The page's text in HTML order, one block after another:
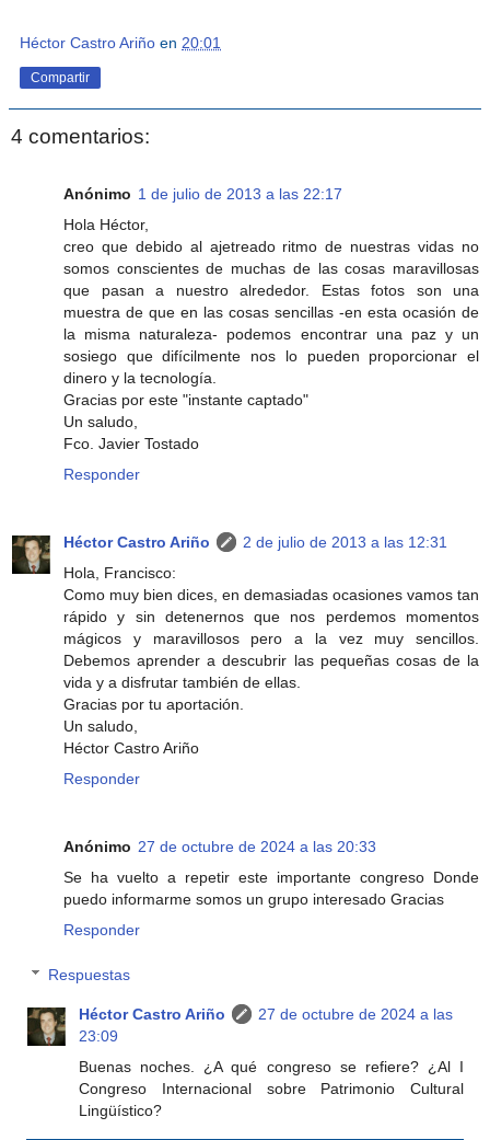
Héctor Castro Ariño en 20:01
Compartir
4 comentarios:
Anónimo 1 de julio de 2013 a las 22:17
Hola Héctor,
creo que debido al ajetreado ritmo de nuestras vidas no
somos conscientes de muchas de las cosas maravillosas
que pasan a nuestro alrededor. Estas fotos son una
muestra de que en las cosas sencillas -en esta ocasión de
la misma naturaleza- podemos encontrar una paz y un
sosiego que difícilmente nos lo pueden proporcionar el
dinero y la tecnología.
Gracias por este "instante captado"
Un saludo,
Fco. Javier Tostado
Responder
Héctor Castro Ariño
2 de julio de 2013 a las 12:31
Hola, Francisco:
Como muy bien dices, en demasiadas ocasiones vamos tan
rápido y sin detenernos que nos perdemos momentos
mágicos y maravillosos pero a la vez muy sencillos.
Debemos aprender a descubrir las pequeñas cosas de la
vida y a disfrutar también de ellas.
Gracias por tu aportación.
Un saludo,
Héctor Castro Ariño
Responder
Anónimo 27 de octubre de 2024 a las 20:33
Se ha vuelto a repetir este importante congreso Donde
puedo informarme somos un grupo interesado Gracias
Responder
Respuestas
Héctor Castro Ariño
27 de octubre de 2024 a las
23:09
Buenas noches. ¿A qué congreso se refiere? ¿Al I
Congreso Internacional sobre Patrimonio Cultural
Lingüístico?